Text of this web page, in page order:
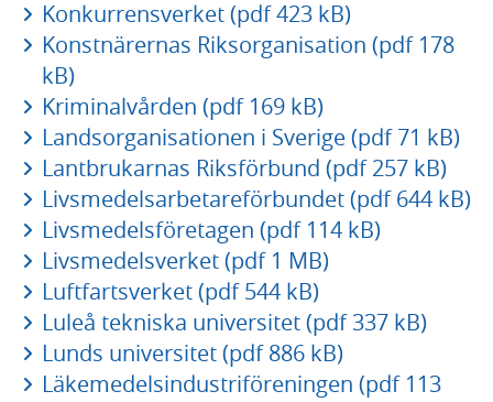
Konkurrensverket (pdf 423 kB)
Konstnärernas Riksorganisation (pdf 178
kB)
Kriminalvården (pdf 169 kB)
Landsorganisationen i Sverige (pdf 71 kB)
Lantbrukarnas Riksförbund (pdf 257 kB)
Livsmedelsarbetareförbundet (pdf 644 kB)
Livsmedelsföretagen (pdf 114 kB)
Livsmedelsverket (pdf 1 MB)
Luftfartsverket (pdf 544 kB)
Luleå tekniska universitet (pdf 337 kB)
Lunds universitet (pdf 886 kB)
Läkemedelsindustriföreningen (pdf 113